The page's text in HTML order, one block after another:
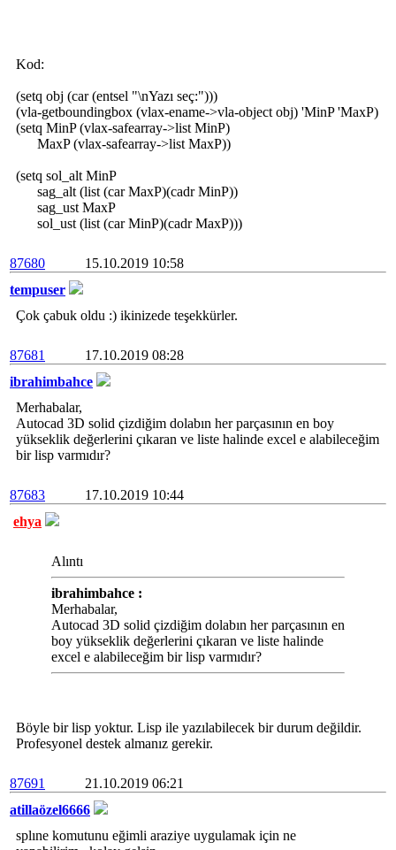
Kod:
(setq obj (car (entsel "\nYazı seç:")))
(vla-getboundingbox (vlax-ename->vla-object obj) 'MinP 'MaxP)
(setq MinP (vlax-safearray->list MinP)
MaxP (vlax-safearray->list MaxP))
(setq sol_alt MinP
sag_alt (list (car MaxP)(cadr MinP))
sag_ust MaxP
sol_ust (list (car MinP)(cadr MaxP)))
87680
15.10.2019 10:58
tempuser
Çok çabuk oldu :) ikinizede teşekkürler.
87681
17.10.2019 08:28
ibrahimbahce
Merhabalar,
Autocad 3D solid çizdiğim dolabın her parçasının en boy
yükseklik değerlerini çıkaran ve liste halinde excel e alabileceğim
bir lisp varmıdır?
87683
17.10.2019 10:44
ehya
Alıntı
ibrahimbahce :
Merhabalar,
Autocad 3D solid çizdiğim dolabın her parçasının en
boy yükseklik değerlerini çıkaran ve liste halinde
excel e alabileceğim bir lisp varmıdır?
Böyle bir lisp yoktur. Lisp ile yazılabilecek bir durum değildir.
Profesyonel destek almanız gerekir.
87691
21.10.2019 06:21
atillaözel6666
splıne komutunu eğimli araziye uygulamak için ne